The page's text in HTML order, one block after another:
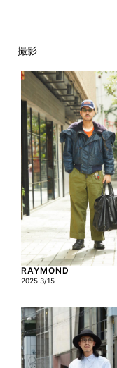
撮影
RAYMOND
2025.3/15